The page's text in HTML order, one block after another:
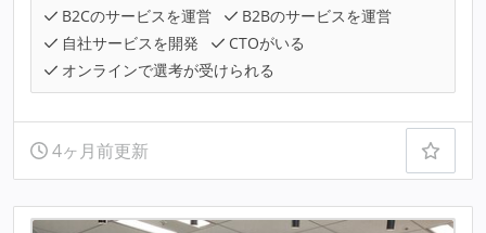
B2Cのサービスを運営
B2Bのサービスを運営
自社サービスを開発
CTOがいる
オンラインで選考が受けられる
4ヶ月前更新